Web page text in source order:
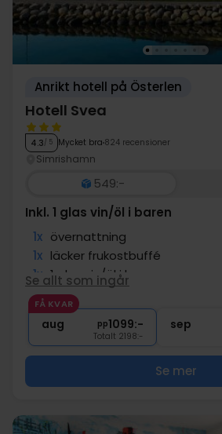
Anrikt hotell på Österlen
Hotell Svea
4.3/ 5 Mycket bra 824 recensioner
Simrishamn
549:-
Inkl. 1 glas vin/öl i baren
1x övernattning
1x läcker frukostbuffé
1x 1 glas vin/öl i baren
∞ Gratis parkering
∞ Precis vid havet
Se allt som ingår
FÅ KVAR
aug pp1099:-
Totalt 2198:-
sep
Se mer